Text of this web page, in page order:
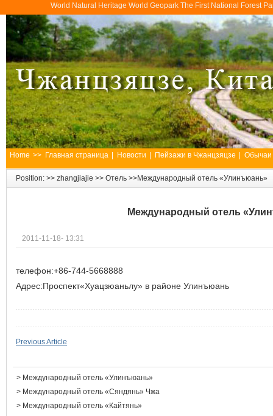
World Natural Heritage World Geopark The First National
Home >> Главная страница Новости Пейзажи в Чжанцзяцзе Обычаи
Position: >> zhangjiajie >> Отель >>Международный отель «Улинъюань»
Международный отель
2011-11-18- 13:31
телефон:+86-744-5668888
Адрес:Проспект«Хуацзюаньлу» в районе Улинъюань
Previous Article
> Международный отель «Улинъюань»
> Международный отель «Сяндянь» Чжа
> Международный отель «Кайтянь»